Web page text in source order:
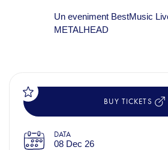
Un eveniment BestMusic
METALHEAD
BUY TICKETS
DATA
08 Dec 26